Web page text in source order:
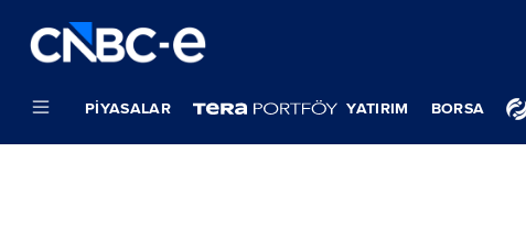
PIYASALAR YATIRIM BORSA